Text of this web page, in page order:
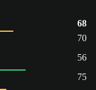
68
70
56
75